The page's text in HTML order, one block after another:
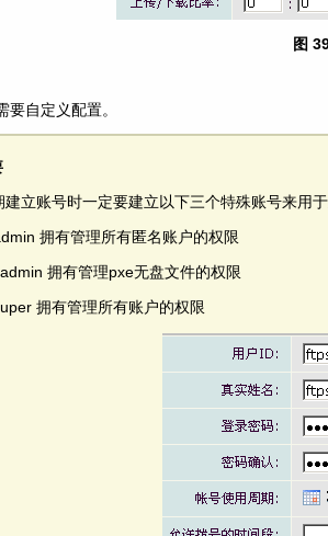
图
要自定义配置。
建立账号时一定要建立以下三个特殊账号来用
拥有管理所有匿名账户的权限
拥有管理pxe无盘文件的权限
拥有管理所有账户的权限